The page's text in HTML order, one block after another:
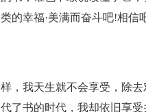
的幸福·美满而奋斗吧!相
，我天生就不会享受，除
了书的时代，我却依旧享